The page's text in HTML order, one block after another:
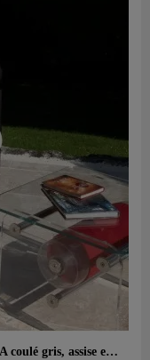
Fauteuil design MW01 – Parois en PMMA coulé gris, assise en mousse alvéolaire